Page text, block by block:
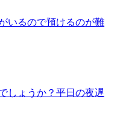
いるので預けるのが難
しょうか？平日の夜遅